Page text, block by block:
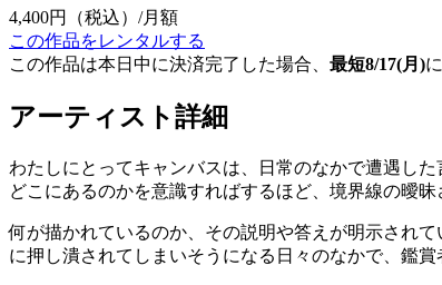
4,400円
（税込）/月額
この作品をレンタルする
この作品は本日中に決済完了した場合、 最短8/17(月)
アーティスト詳細
わたしにとってキャンバスは、日常のなかで遭遇し
どこにあるのかを意識すればするほど、境界線の曖
何が描かれているのか、その説明や答えが明示され
に押し潰されてしまいそうになる日々のなかで、鑑